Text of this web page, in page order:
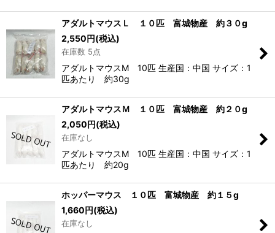
アダルトマウスＬ １０匹 富城物産 約３０g
2,550円(税込)
在庫数 5点
アダルトマウスM 10匹 生産国：中国 サイズ：1
匹あたり 約30g
アダルトマウスＭ １０匹 富城物産 約２０g
2,050円(税込)
在庫なし
アダルトマウスM 10匹 生産国：中国 サイズ：1
匹あたり 約20g
ホッパーマウス １０匹 富城物産 約１５g
1,660円(税込)
在庫なし